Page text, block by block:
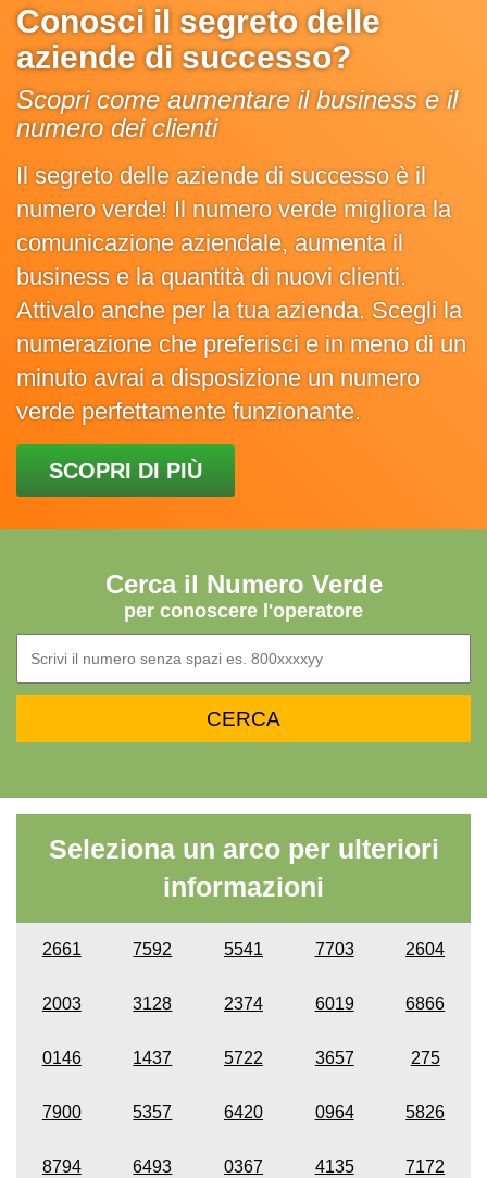
Conosci il segreto delle
aziende di successo?
Scopri come aumentare il business e il
numero dei clienti
Il segreto delle aziende di successo è il
numero verde! Il numero verde migliora la
comunicazione aziendale, aumenta il
business e la quantità di nuovi clienti.
Attivalo anche per la tua azienda. Scegli la
numerazione che preferisci e in meno di un
minuto avrai a disposizione un numero
verde perfettamente funzionante.
SCOPRI DI PIÙ
Cerca il Numero Verde
per conoscere l'operatore
Seleziona un arco per ulteriori
informazioni
2661 7592 5541 7703 2604
2003 3128 2374 6019 6866
0146 1437 5722 3657 275
7900 5357 6420 0964 5826
8794 6493 0367 4135 7172